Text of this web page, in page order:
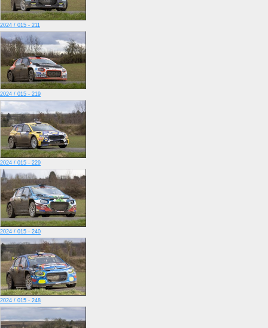
2024 / 015 - 211
2024 / 015 - 219
2024 / 015 - 229
2024 / 015 - 240
2024 / 015 - 248